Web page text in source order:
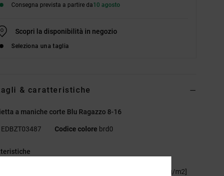
Consegna prevista a partire da10 agosto
Scopri la disponibilità in negozio
Seleziona una taglia
& caratteristiche
a maniche corte Blu Ragazzo 8-16
EDBZT03487 Codice colore brd0
75% cotone, 25% jersey di cotone riciclato [200 g/m2]